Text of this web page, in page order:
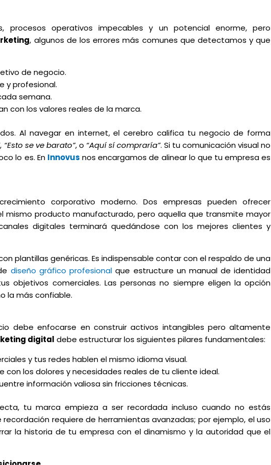
procesos operativos impecables y un potencial enorme, pero
, algunos de los errores más comunes que detectamos y que
de negocio.
y profesional.
semana.
con los valores reales de la marca.
Al navegar en internet, el cerebro califica tu negocio de forma
, “Esto se ve barato”, o “Aquí sí compraría”. Si tu comunicación visual no
lo es. En Innovus nos encargamos de alinear lo que tu empresa es
corporativo moderno. Dos empresas pueden ofrecer
producto manufacturado, pero aquella que transmite mayor
digitales terminará quedándose con los mejores clientes y
plantillas genéricas. Es indispensable contar con el respaldo de una
diseño gráfico profesional que estructure un manual de identidad
objetivos comerciales. Las personas no siempre eligen la opción
la más confiable.
debe enfocarse en construir activos intangibles pero altamente
digital debe estructurar los siguientes pilares fundamentales:
y tus redes hablen el mismo idioma visual.
con los dolores y necesidades reales de tu cliente ideal.
información valiosa sin fricciones técnicas.
tu marca empieza a ser recordada incluso cuando no estás
requiere de herramientas avanzadas; por ejemplo, el uso
la historia de tu empresa con el dinamismo y la autoridad que el